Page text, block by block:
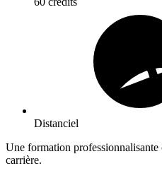
Distanciel
Une formation
carrière.